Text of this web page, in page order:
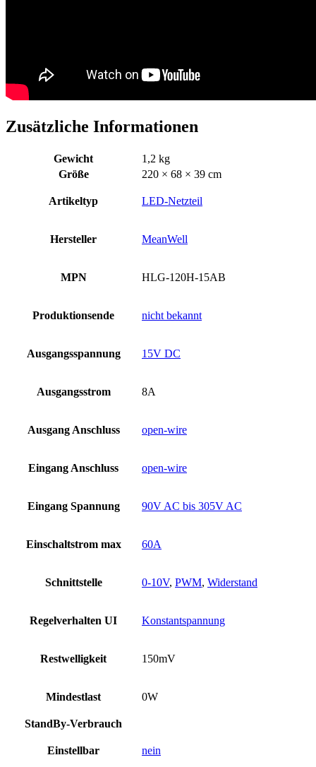
Zusätzliche Informationen
Gewicht
1,2 kg
Größe
220 × 68 × 39 cm
Artikeltyp LED-Netzteil
Hersteller MeanWell
MPN HLG-120H-15AB
Produktionsende nicht bekannt
Ausgangsspannung 15V DC
Ausgangsstrom 8A
Ausgang Anschluss open-wire
Eingang Anschluss open-wire
Eingang Spannung 90V AC bis 305V AC
Einschaltstrom max 60A
Schnittstelle 0-10V, PWM, Widerstand
Regelverhalten UI Konstantspannung
Restwelligkeit 150mV
Mindestlast 0W
StandBy-Verbrauch
Einstellbar nein